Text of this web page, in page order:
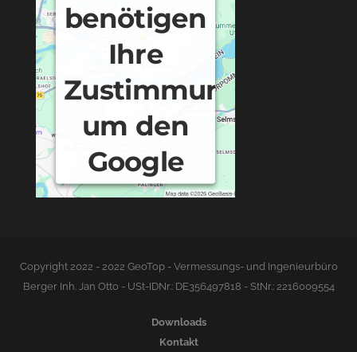
benötigen
Ihre
Zustimmung,
um den
Google
Maps-
laden!
Service eines Drittanbieters,
um Karteninhalte
Copyright 2022 - 2022 GeoTop - Vermessungs- und Ingenieurbüro
Berger Inh. Jan Otto - USt-IDNr.: DE356497818 - StNr.: 2216009554
Downloads
Kontakt